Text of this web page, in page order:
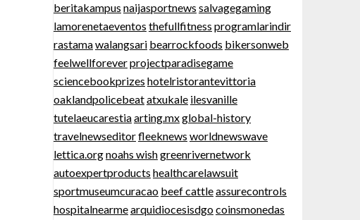
beritakampus naijasportnews salvagegaming
lamorenetaeventos thefullfitness programlarindir
rastamawalangsari bearrockfoods bikersonweb
feelwellforeverprojectparadisegame
sciencebookprizes hotelristorantevittoria
oaklandpolicebeatatxukale ilesvanille
tutelaeucarestiaarting.mxglobal-history
travelnewseditorfleeknews worldnewswave
lettica.orgnoahs wishgreenrivernetwork
autoexpertproducts healthcarelawsuit
sportmuseumcuracao beef cattleassurecontrols
hospitalnearmearquidiocesisdgocoinsmonedas